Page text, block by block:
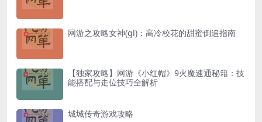
网游之攻略女神(gl)：高冷校花的甜蜜倒追指南
【独家攻略】网游《小红帽》9火魔速通秘籍：技
能搭配与走位技巧全解析
城城传奇游戏攻略